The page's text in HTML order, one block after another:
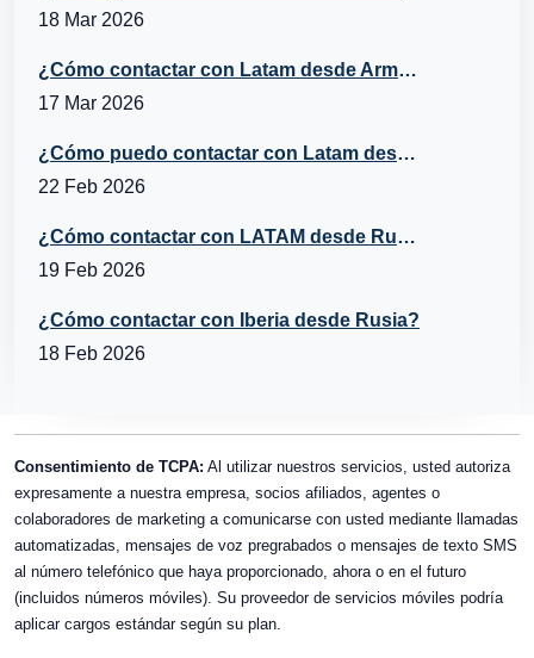
18 Mar 2026
¿Cómo contactar con Latam desde Armenia?
17 Mar 2026
¿Cómo puedo contactar con Latam desde Italia?
22 Feb 2026
¿Cómo contactar con LATAM desde Rusia?
19 Feb 2026
¿Cómo contactar con Iberia desde Rusia?
18 Feb 2026
Consentimiento de TCPA: Al utilizar nuestros servicios, usted autoriza
expresamente a nuestra empresa, socios afiliados, agentes o
colaboradores de marketing a comunicarse con usted mediante llamadas
automatizadas, mensajes de voz pregrabados o mensajes de texto SMS
al número telefónico que haya proporcionado, ahora o en el futuro
(incluidos números móviles). Su proveedor de servicios móviles podría
aplicar cargos estándar según su plan.